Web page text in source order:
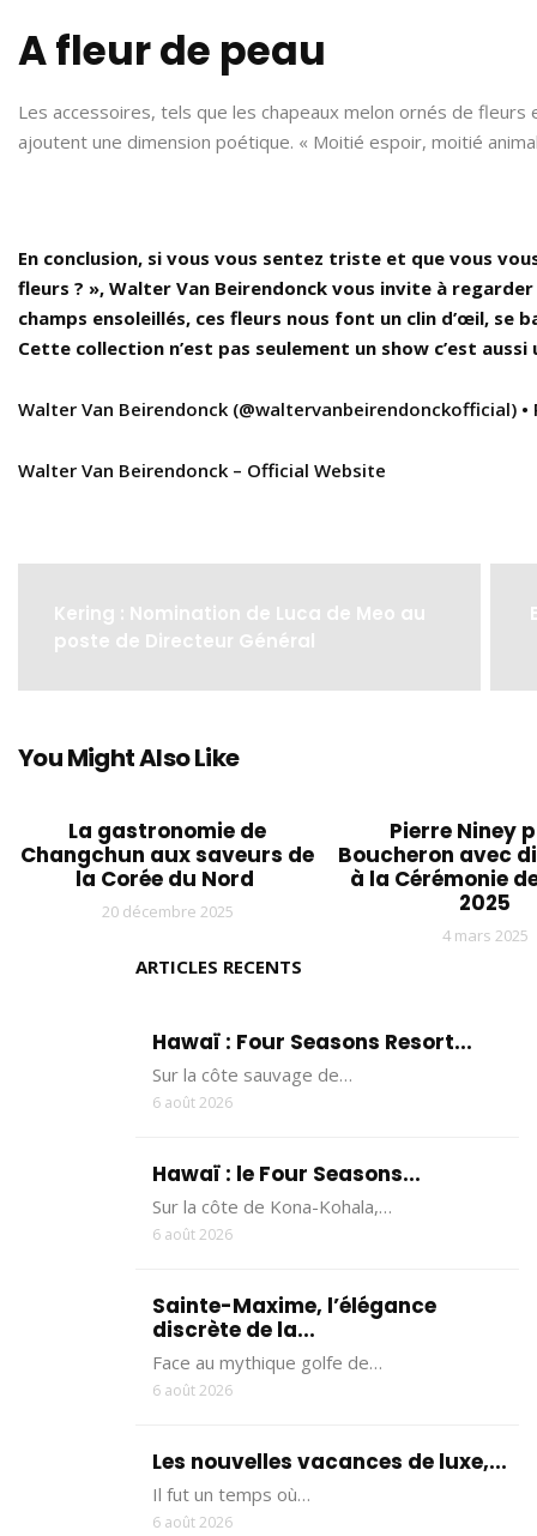
A fleur de peau
Les accessoires, tels que les chapeaux melon ornés de
ajoutent une dimension poétique. « Moitié espoir, moitié
En conclusion, si vous vous sentez triste et que vous
fleurs ? », Walter Van Beirendonck vous invite à
champs ensoleillés, ces fleurs nous font un clin d’œil, se
Cette collection n’est pas seulement un show c’est
Walter Van Beirendonck (@waltervanbeirendonckofficial)
Walter Van Beirendonck – Official Website
Kering : Nomination de Luca de Meo au
poste de Directeur Général
You Might Also Like
La gastronomie de
Changchun aux saveurs de
la Corée du Nord
20 décembre 2025
Pierre Niney
Boucheron avec
à la Cérémonie
2025
4 mars 2025
ARTICLES RECENTS
Hawaï : Four Seasons Resort...
Sur la côte sauvage de…
6 août 2026
Hawaï : le Four Seasons...
Sur la côte de Kona-Kohala,…
6 août 2026
Sainte-Maxime, l’élégance
discrète de la...
Face au mythique golfe de…
6 août 2026
Les nouvelles vacances de luxe,...
Il fut un temps où…
6 août 2026